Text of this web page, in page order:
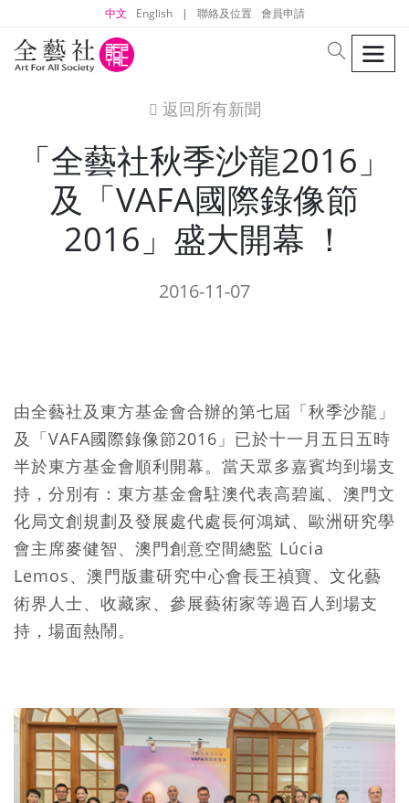
中文 English | 聯絡及位置 會員申請
search
icon
返回所有新聞
「全藝社秋季沙龍2016」
及「VAFA國際錄像節
2016」盛大開幕 ！
2016-11-07
由全藝社及東方基金會合辦的第七屆「秋季沙龍」
及「VAFA國際錄像節2016」已於十一月五日五時
半於東方基金會順利開幕。當天眾多嘉賓均到場支
持，分別有：東方基金會駐澳代表高碧嵐、澳門文
化局文創規劃及發展處代處長何鴻斌、歐洲研究學
會主席麥健智、澳門創意空間總監 Lúcia
Lemos、澳門版畫研究中心會長王禎寶、文化藝
術界人士、收藏家、參展藝術家等過百人到場支
持，場面熱鬧。